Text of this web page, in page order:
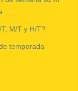
M/T y H/T?
temporada